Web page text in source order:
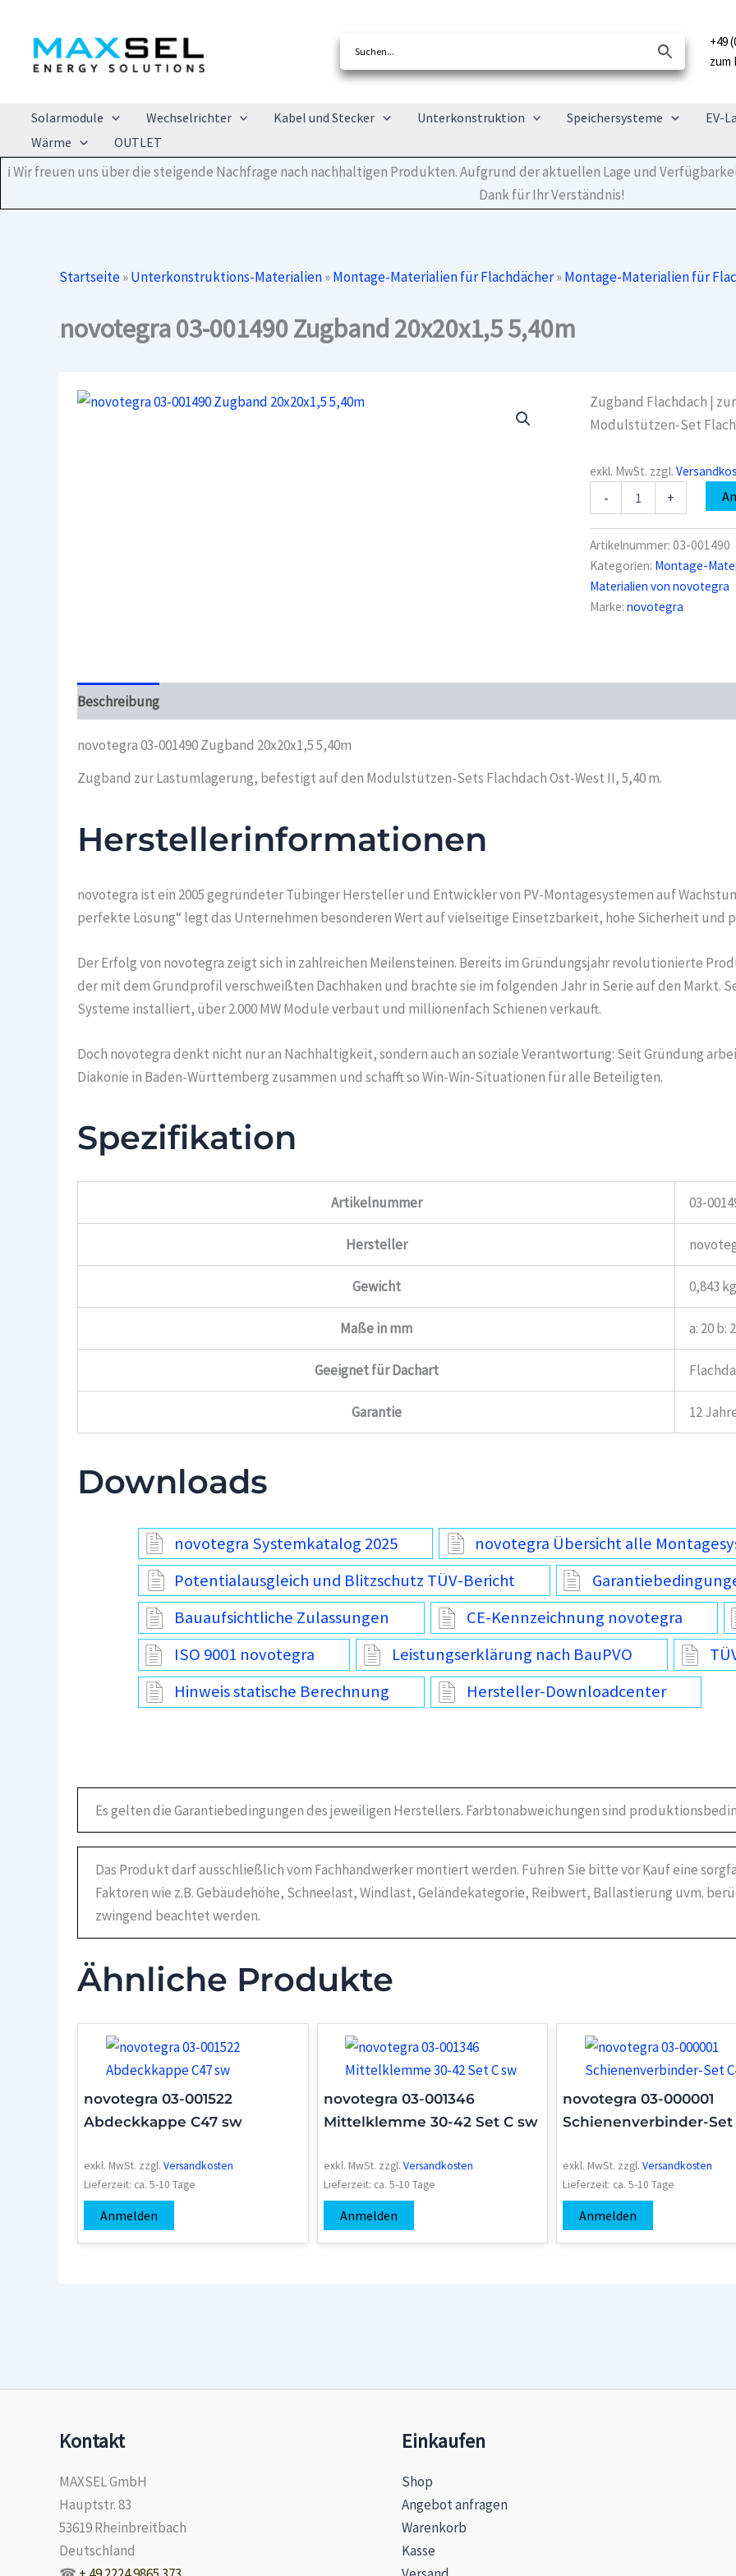
Inhalt
springen
+49
zum
Solarmodule Wechselrichter Kabel und Stecker Unterkonstruktion Speichersysteme EV-
Wärme
OUTLET
ℹ️ Wir freuen uns über die steigende Nachfrage nach nachhaltigen Produkten. Aufgrund der aktuellen Lage und
Dank für Ihr Verständnis!
Startseite»Unterkonstruktions-Materialien»Montage-Materialien für Flachdächer»Montage-Materialien für
novotegra 03-001490 Zugband 20x20x1,5 5,40m
Zugband Flachdach |
Modulstützen-Set
exkl. MwSt. zzgl.
-
Zugband
20x20x1,5
5,40m
Menge
+
Artikelnummer:03-001490
Kategorien: Montage-
Materialien von novotegra
Marke:novotegra
Beschreibung
novotegra 03-001490 Zugband 20x20x1,5 5,40m
Zugband zur Lastumlagerung, befestigt auf den Modulstützen-Sets Flachdach Ost-West II, 5,40 m.
Herstellerinformationen
novotegra ist ein 2005 gegründeter Tübinger Hersteller und Entwickler von PV-Montagesystemen auf
perfekte Lösung“ legt das Unternehmen besonderen Wert auf vielseitige Einsetzbarkeit, hohe Sicherheit und
Der Erfolg von novotegra zeigt sich in zahlreichen Meilensteinen. Bereits im Gründungsjahr revolutionierte
der mit dem Grundprofil verschweißten Dachhaken und brachte sie im folgenden Jahr in Serie auf den Markt.
Systeme installiert, über 2.000 MW Module verbaut und millionenfach Schienen verkauft.
Doch novotegra denkt nicht nur an Nachhaltigkeit, sondern auch an soziale Verantwortung: Seit Gründung
Diakonie in Baden-Württemberg zusammen und schafft so Win-Win-Situationen für alle Beteiligten.
Spezifikation
Artikelnummer 03-
Hersteller
Gewicht 0,843 kg
Maße in mm a: 20 b:
Geeignet für Dachart
Garantie 12
Downloads
novotegra Systemkatalog 2025
novotegra Übersicht alle
Potentialausgleich und Blitzschutz TÜV-Bericht
Bauaufsichtliche Zulassungen
CE-Kennzeichnung novotegra
ISO 9001 novotegra
Leistungserklärung nach BauPVO
Hinweis statische Berechnung
Hersteller-Downloadcenter
Es gelten die Garantiebedingungen des jeweiligen Herstellers. Farbtonabweichungen sind
Das Produkt darf ausschließlich vom Fachhandwerker montiert werden. Führen Sie bitte vor Kauf eine
Faktoren wie z.B. Gebäudehöhe, Schneelast, Windlast, Geländekategorie, Reibwert, Ballastierung uvm.
zwingend beachtet werden.
Ähnliche Produkte
novotegra 03-001522
Abdeckkappe C47 sw
exkl. MwSt. zzgl.Versandkosten
Lieferzeit: ca. 5-10 Tage
Anmelden
novotegra 03-001346
Mittelklemme 30-42 Set C sw
exkl. MwSt. zzgl. Versandkosten
Lieferzeit: ca. 5-10 Tage
Anmelden
novotegra 03-000001
Schienenverbinder-Set
exkl. MwSt. zzgl. Versandkosten
Lieferzeit: ca. 5-10 Tage
Anmelden
Kontakt
MAXSEL GmbH
Hauptstr. 83
53619 Rheinbreitbach
Deutschland
Einkaufen
Shop
Angebot anfragen
Warenkorb
Kasse